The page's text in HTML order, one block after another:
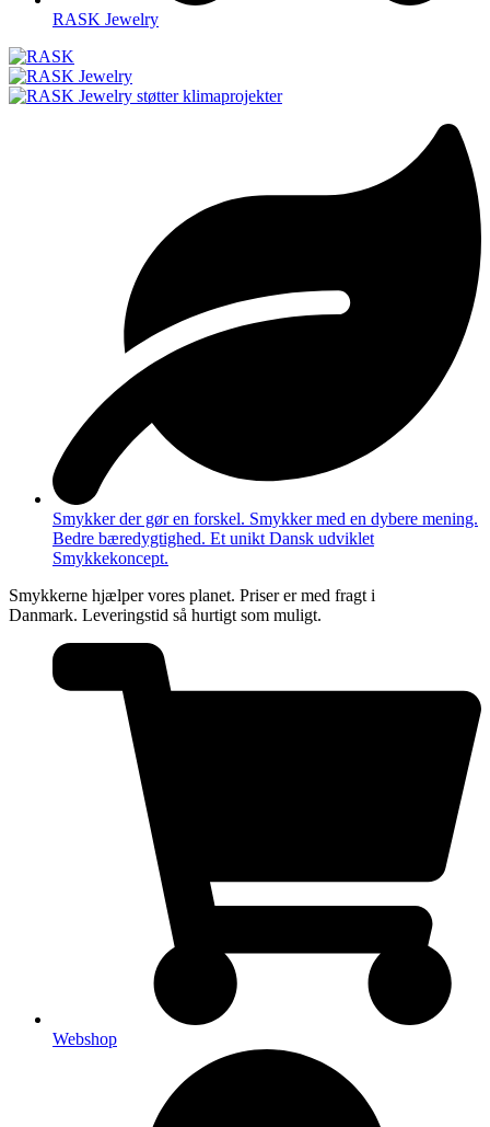
RASK Jewelry
Smykker der gør en forskel. Smykker med en dybere mening.
Bedre bæredygtighed. Et unikt Dansk udviklet
Smykkekoncept.
Smykkerne hjælper vores planet. Priser er med fragt i
Danmark. Leveringstid så hurtigt som muligt.
Webshop